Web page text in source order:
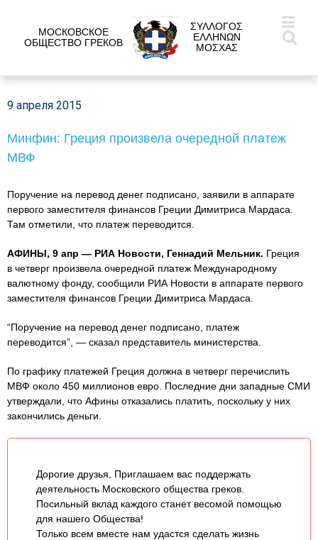
МОСКОВСКОЕ
ОБЩЕСТВО ГРЕКОВ
ΣΥΛΛΟΓΟΣ
ΕΛΛΗΝΩΝ
ΜΟΣΧΑΣ
9 апреля 2015
Минфин: Греция произвела очередной платеж
МВФ
Поручение на перевод денег подписано, заявили в аппарате
первого заместителя финансов Греции Димитриса Мардаса.
Там отметили, что платеж переводится.
АФИНЫ, 9 апр — РИА Новости, Геннадий Мельник. Греция
в четверг произвела очередной платеж Международному
валютному фонду, сообщили РИА Новости в аппарате первого
заместителя финансов Греции Димитриса Мардаса.
“Поручение на перевод денег подписано, платеж
переводится”, — сказал представитель министерства.
По графику платежей Греция должна в четверг перечислить
МВФ около 450 миллионов евро. Последние дни западные СМИ
утверждали, что Афины отказались платить, поскольку у них
закончились деньги.
Дорогие друзья, Приглашаем вас поддержать
деятельность Московского общества греков.
Посильный вклад каждого станет весомой помощью
для нашего Общества!
Только всем вместе нам удастся сделать жизнь